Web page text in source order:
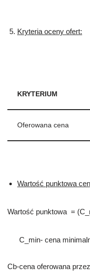
Kryteria oceny ofert:
KRYTERIUM
Oferowana cena
Wartość punktowa
Wartość punktowa =
C_min- cena
Cb-cena oferowana